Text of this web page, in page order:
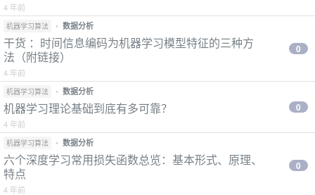
4 年前
机器学习算法 • 数据分析
干货 ：时间信息编码为机器学习模型特征的三种方
法（附链接）
4 年前
0
机器学习算法 • 数据分析
机器学习理论基础到底有多可靠？
4 年前
0
机器学习算法 • 数据分析
六个深度学习常用损失函数总览：基本形式、原理、
特点
4 年前
0